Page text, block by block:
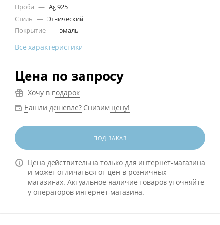
Проба — Ag 925
Стиль — Этнический
Покрытие — эмаль
Все характеристики
Цена по запросу
Хочу в подарок
Нашли дешевле? Снизим цену!
ПОД ЗАКАЗ
Цена действительна только для интернет-магазина
и может отличаться от цен в розничных
магазинах. Актуальное наличие товаров уточняйте
у операторов интернет-магазина.